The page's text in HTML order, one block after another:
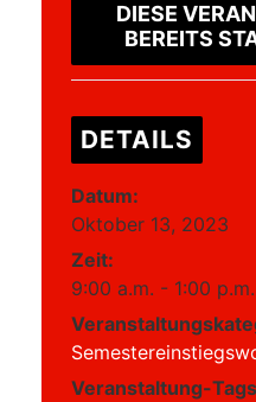
DIESE
BEREITS
DETAILS
Datum:
Oktober 13, 2023
Zeit:
9:00 a.m. - 1:00 p.m.
Veranstaltung-